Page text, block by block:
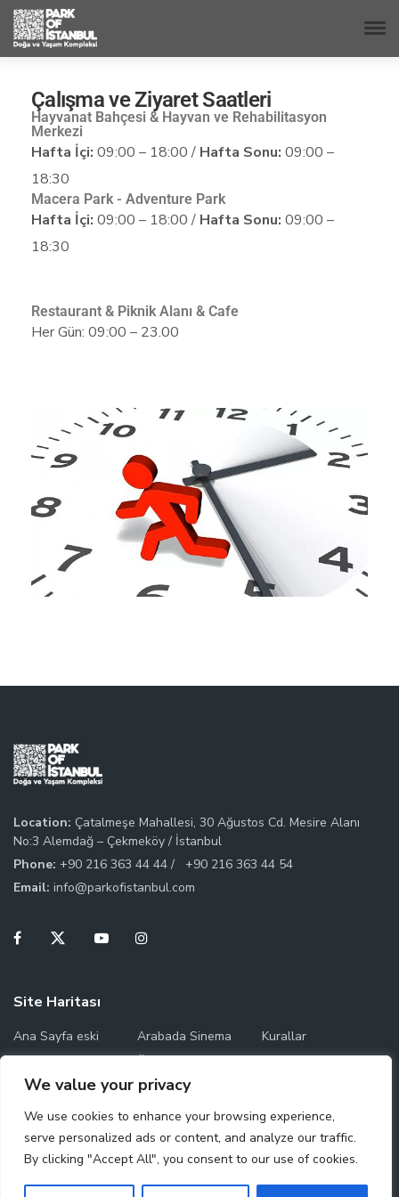
We value your privacy
We use cookies to enhance your browsing experience,
serve personalized ads or content, and analyze our traffic.
By clicking "Accept All", you consent to our use of cookies.
Çalışma ve Ziyaret Saatleri
Hayvanat Bahçesi & Hayvan ve Rehabilitasyon
Merkezi
Hafta İçi: 09:00 – 18:00 / Hafta Sonu: 09:00 –
18:30
Macera Park - Adventure Park
Hafta İçi: 09:00 – 18:00 / Hafta Sonu: 09:00 –
18:30
Restaurant & Piknik Alanı & Cafe
Her Gün: 09:00 – 23.00
Location: Çatalmeşe Mahallesi, 30 Ağustos Cd. Mesire Alanı
No:3 Alemdağ – Çekmeköy / İstanbul
Phone: +90 216 363 44 44 /
+90 216 363 44 54
Email: info@parkofistanbul.com
Site Haritası
Ana Sayfa eski Arabada Sinema
Kurallar
Çalışma Saatleri